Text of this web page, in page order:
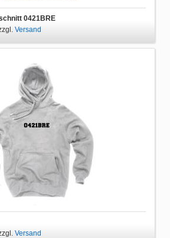
0421BRE
Versand
Versand